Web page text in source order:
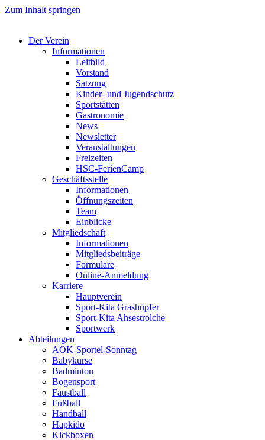
Zum Inhalt springen
Der Verein
Informationen
Leitbild
Vorstand
Satzung
Kinder- und Jugendschutz
Sportstätten
Gastronomie
News
Newsletter
Veranstaltungen
Freizeiten
HSC-FerienCamp
Geschäftsstelle
Informationen
Öffnungszeiten
Team
Einblicke
Mitgliedschaft
Informationen
Mitgliedsbeiträge
Formulare
Online-Anmeldung
Karriere
Hauptverein
Sport-Kita Grashüpfer
Sport-Kita Ahsestrolche
Sportwerk
Abteilungen
AOK-Sportel-Sonntag
Babykurse
Badminton
Bogensport
Faustball
Fußball
Handball
Hapkido
Kickboxen